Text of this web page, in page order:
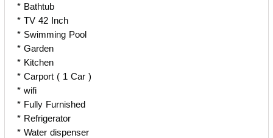
* ⁠Bathtub
* ⁠TV 42 Inch
* ⁠Swimming Pool
* ⁠Garden
* ⁠Kitchen
* ⁠Carport ( 1 Car )
* ⁠wifi
* ⁠Fully Furnished
* ⁠Refrigerator
* ⁠Water dispenser